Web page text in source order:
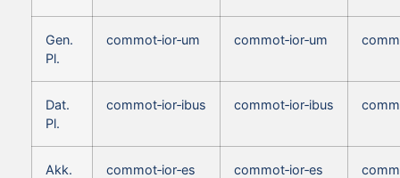
Gen.
Pl.
commot‑ior‑um commot‑ior‑um
Dat.
Pl.
commot‑ior‑ibus commot‑ior‑ibus
Akk.
commot‑ior‑es commot‑ior‑es